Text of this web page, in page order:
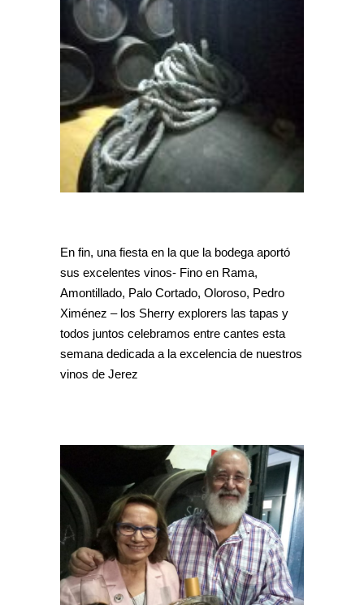
En fin, una fiesta en la que la bodega aportó
sus excelentes vinos- Fino en Rama,
Amontillado, Palo Cortado, Oloroso, Pedro
Ximénez – los Sherry explorers las tapas y
todos juntos celebramos entre cantes esta
semana dedicada a la excelencia de nuestros
vinos de Jerez